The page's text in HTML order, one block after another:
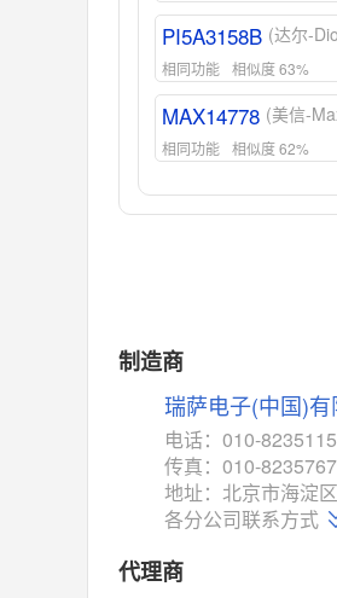
PI5A3158B (达尔-
相同功能 相似度 63%
MAX14778 (美信-
相同功能 相似度 62%
ADG1439 (亚德诺-
MAX14760
M74HC4852 (意法-
相同功能 相似度 52%
TC4052BF (东芝-
制造商
瑞萨电子(中国)有
电话：010-
传真：010-
地址：北京市海淀
各分公司联系方式
代理商